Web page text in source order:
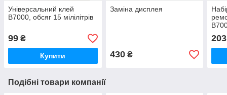
Універсальний клей
B7000, обсяг 15 мілілітрів
99 ₴
Купити
Заміна дисплея
430₴
203
Подібні товари компанії